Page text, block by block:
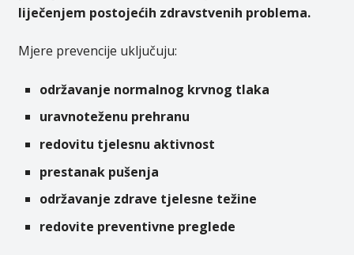
liječenjem postojećih zdravstvenih problema.
Mjere prevencije uključuju:
održavanje normalnog krvnog tlaka
uravnoteženu prehranu
redovitu tjelesnu aktivnost
prestanak pušenja
održavanje zdrave tjelesne težine
redovite preventivne preglede